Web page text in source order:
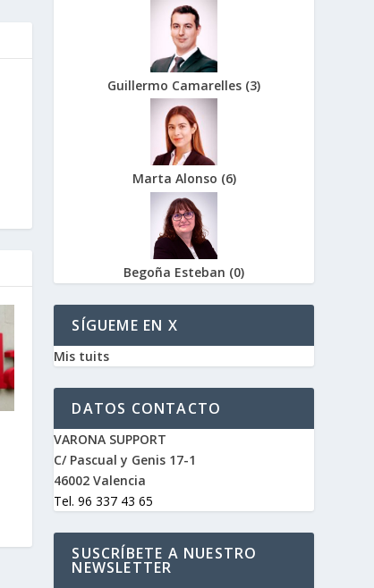
Guillermo Camarelles (3)
Marta Alonso (6)
Begoña Esteban (0)
SÍGUEME EN X
Mis tuits
DATOS CONTACTO
VARONA SUPPORT
C/ Pascual y Genis 17-1
46002 Valencia
Tel. 96 337 43 65
SUSCRÍBETE A NUESTRO
NEWSLETTER